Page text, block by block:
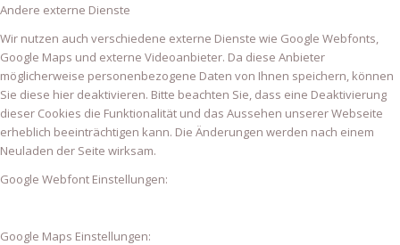
Andere externe Dienste
Wir nutzen auch verschiedene externe Dienste wie Google Webfonts,
Google Maps und externe Videoanbieter. Da diese Anbieter
möglicherweise personenbezogene Daten von Ihnen speichern, können
Sie diese hier deaktivieren. Bitte beachten Sie, dass eine Deaktivierung
dieser Cookies die Funktionalität und das Aussehen unserer Webseite
erheblich beeinträchtigen kann. Die Änderungen werden nach einem
Neuladen der Seite wirksam.
Google Webfont Einstellungen:
Google Maps Einstellungen: